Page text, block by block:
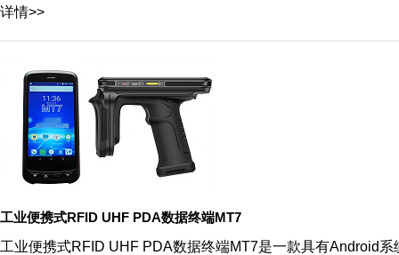
详情>>
工业便携式RFID UHF PDA数据终端MT7
工业便携式RFID UHF PDA数据终端MT7是一款具有Android